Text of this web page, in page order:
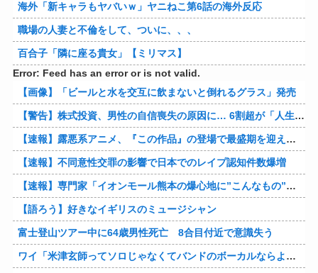
海外「新キャラもヤバいｗ」ヤニねこ第6話の海外反応
職場の人妻と不倫をして、ついに、、、
百合子「隣に座る貴女」【ミリマス】
Error: Feed has an error or is not valid.
【画像】「ビールと水を交互に飲まないと倒れるグラス」発売
【警告】株式投資、男性の自信喪失の原因に… 6割超が「人生の敗者」自認
【速報】露悪系アニメ、『この作品』の登場で最盛期を迎えてしまう…
【速報】不同意性交罪の影響で日本でのレイプ認知件数爆増
【速報】専門家「イオンモール熊本の爆心地に”こんなもの”があったんだけど…」
【語ろう】好きなイギリスのミュージシャン
富士登山ツアー中に64歳男性死亡 8合目付近で意識失う
ワイ「米津玄師ってソロじゃなくてバンドのボーカルならよかったよね」